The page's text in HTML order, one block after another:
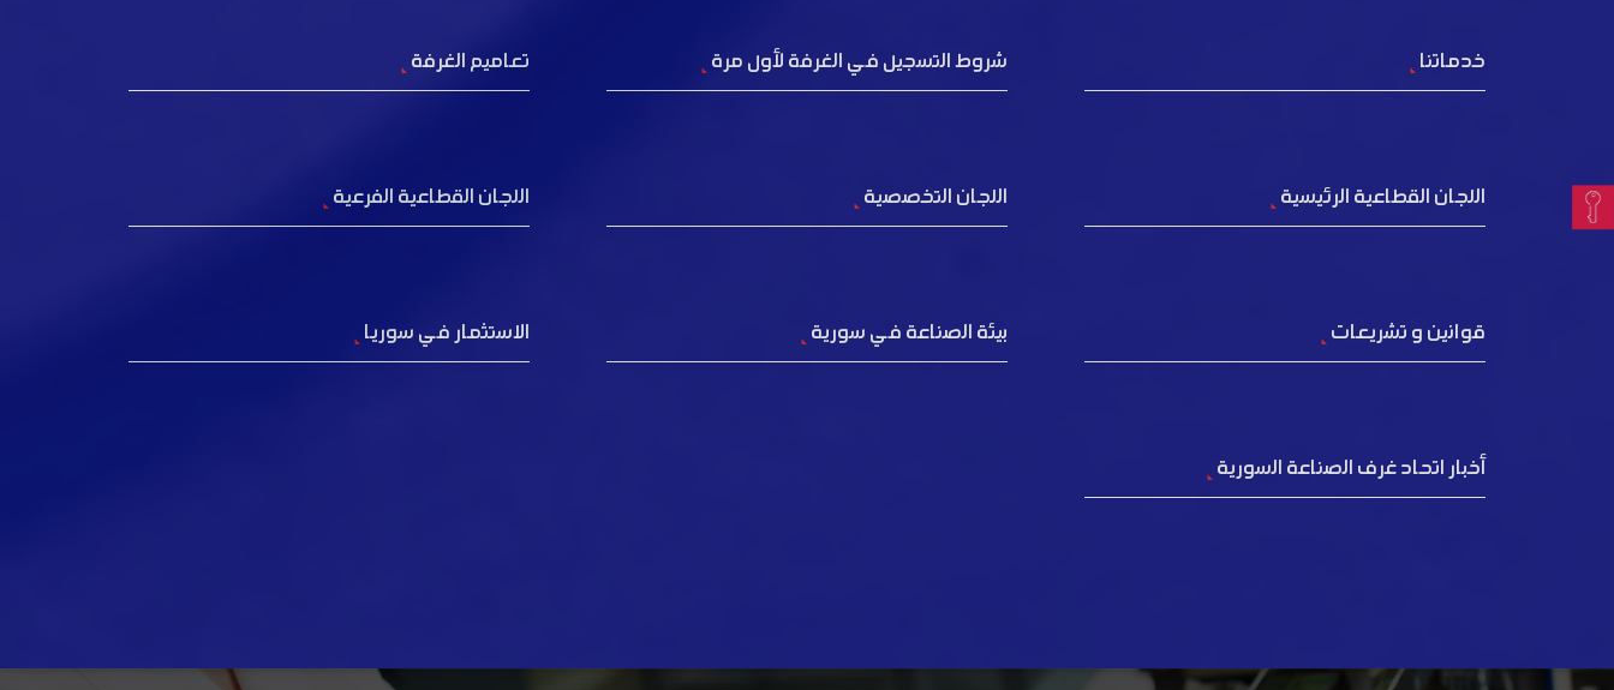
خدماتنا شروط التسجيل في الغرفة لأول مرة تعاميم الغرفة
اللجان القطاعية الرئيسية اللجان التخصصية اللجان القطاعية الفرعية
قوانين و تشريعات بيئة الصناعة في سورية الاستثمار في سوريا
أخبار اتحاد غرف الصناعة السورية